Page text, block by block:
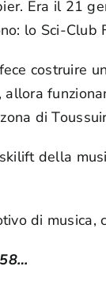
Era il 21
lo Sci-Club
costruire
di
della
di